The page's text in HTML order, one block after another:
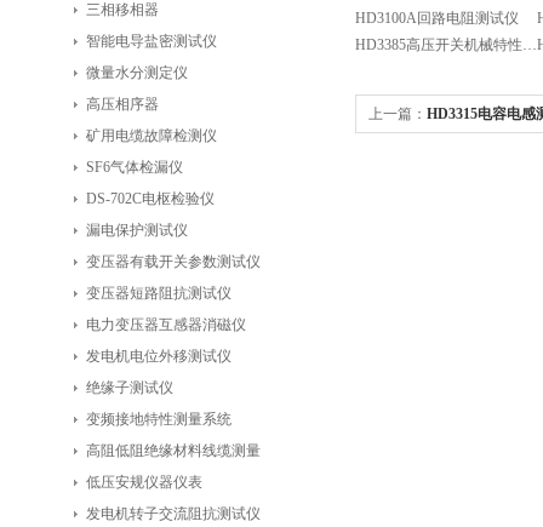
三相移相器
智能电导盐密测试仪
微量水分测定仪
高压相序器
矿用电缆故障检测仪
SF6气体检漏仪
DS-702C电枢检验仪
漏电保护测试仪
变压器有载开关参数测试仪
变压器短路阻抗测试仪
电力变压器互感器消磁仪
发电机电位外移测试仪
绝缘子测试仪
变频接地特性测量系统
高阻低阻绝缘材料线缆测量
低压安规仪器仪表
发电机转子交流阻抗测试仪
HD3100A回路电阻测试仪
HD3385高压开关机械特性测试仪
上一篇： HD3315电容电感